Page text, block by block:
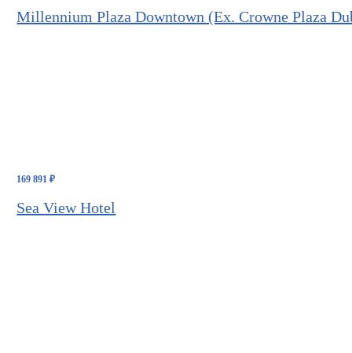
Millennium Plaza Downtown (Ex. Crowne Plaza
169 891₽
Sea View Hotel